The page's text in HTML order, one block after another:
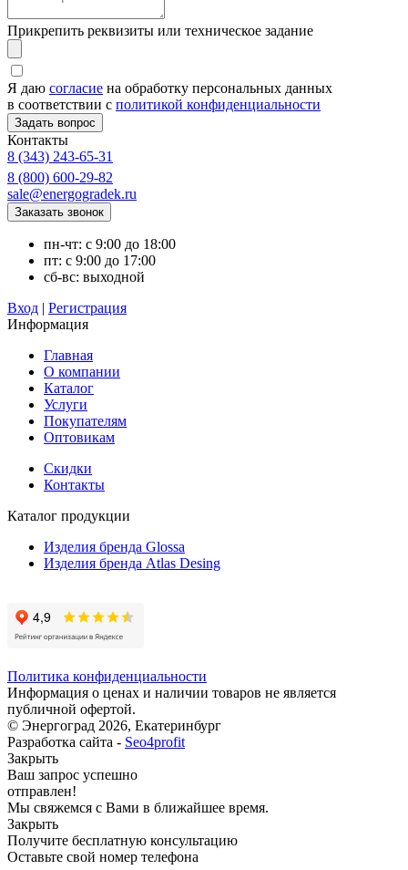
Прикрепить реквизиты или техническое задание
Я даю согласие на обработку персональных данных
в соответствии с политикой конфиденциальности
Контакты
8 (343) 243-65-31
8 (800) 600-29-82
sale@energogradek.ru
пн-чт: с 9:00 до 18:00
пт: с 9:00 до 17:00
сб-вс: выходной
Вход | Регистрация
Информация
Главная
О компании
Каталог
Услуги
Покупателям
Оптовикам
Скидки
Контакты
Каталог продукции
Изделия бренда Glossa
Изделия бренда Atlas Desing
Политика конфиденциальности
Информация о ценах и наличии товаров не является
публичной офертой.
© Энергоград 2026, Екатеринбург
Разработка сайта - Seo4profit
Закрыть
Ваш запрос успешно
отправлен!
Мы свяжемся с Вами в ближайшее время.
Закрыть
Получите бесплатную консультацию
Оставьте свой номер телефона